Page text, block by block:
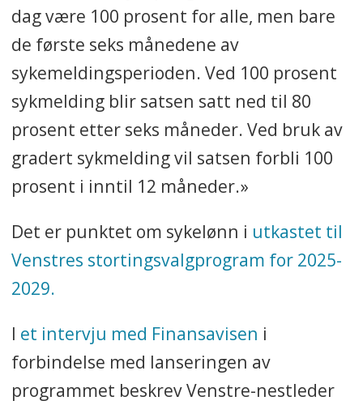
dag være 100 prosent for alle, men bare
de første seks månedene av
sykemeldingsperioden. Ved 100 prosent
sykmelding blir satsen satt ned til 80
prosent etter seks måneder. Ved bruk av
gradert sykmelding vil satsen forbli 100
prosent i inntil 12 måneder.»
Det er punktet om sykelønn i utkastet til
Venstres stortingsvalgprogram for 2025-
2029.
I et intervju med Finansavisen i
forbindelse med lanseringen av
programmet beskrev Venstre-nestleder